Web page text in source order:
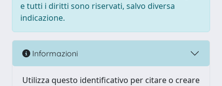
e tutti i diritti sono riservati, salvo diversa
indicazione.
Informazioni
Utilizza questo identificativo per citare o creare